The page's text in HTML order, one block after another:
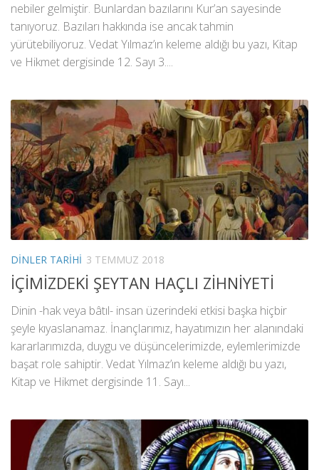
nebiler gelmiştir. Bunlardan bazılarını Kur’an sayesinde
tanıyoruz. Bazıları hakkında ise ancak tahmin
yürütebiliyoruz. Vedat Yılmaz’ın keleme aldığı bu yazı, Kitap
ve Hikmet dergisinde 12. Sayı 3....
DINLER TARIHI 3 TEMMUZ 2018
İÇİMİZDEKİ ŞEYTAN HAÇLI ZİHNİYETİ
Dinin -hak veya bâtıl- insan üzerindeki etkisi başka hiçbir
şeyle kıyaslanamaz. İnançlarımız, hayatımızın her alanındaki
kararlarımızda, duygu ve düşüncelerimizde, eylemlerimizde
başat role sahiptir. Vedat Yılmaz’ın keleme aldığı bu yazı,
Kitap ve Hikmet dergisinde 11. Sayı...